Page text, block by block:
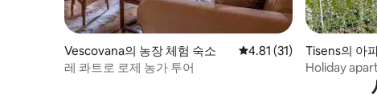
Vescovana의 농장 체험 숙소 평점 4.81점(5점 만점), 후
4.81 (31)
레 콰트로 로제 농가 투어
Tisens의 아
Holiday